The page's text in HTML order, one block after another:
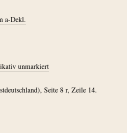
a-Dekl.
unmarkiert
Seite 8 r, Zeile 14.